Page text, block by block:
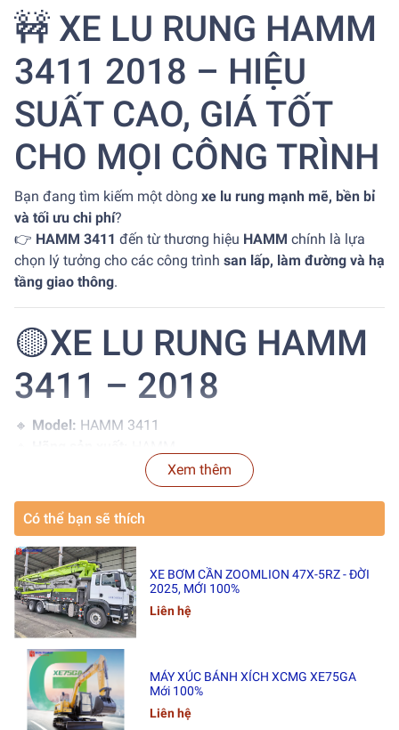
🚧 XE LU RUNG HAMM
3411 2018 – HIỆU
SUẤT CAO, GIÁ TỐT
CHO MỌI CÔNG TRÌNH
Bạn đang tìm kiếm một dòng xe lu rung mạnh mẽ, bền bỉ
và tối ưu chi phí?
👉 HAMM 3411 đến từ thương hiệu HAMM chính là lựa
chọn lý tưởng cho các công trình san lấp, làm đường và hạ
tầng giao thông.
🟡XE LU RUNG HAMM
3411 – 2018
🔸 Model: HAMM 3411
2018
🛠Tình trạng:
✔ Đã qua sử dụng
✔ Máy hoạt động tốt
✔ Chất lượng ổn định
🚢Thời gian giao hàng:
📍Địa điểm giao hàng:
CảngHải Phòng
CảngCát Lái Port
Xem thêm
Có thể bạn sẽ thích
XE BƠM CẦN ZOOMLION 47X-5RZ - ĐỜI
2025, MỚI 100%
Liên hệ
MÁY XÚC BÁNH XÍCH XCMG XE75GA
Mới 100%
Liên hệ